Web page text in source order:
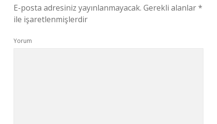
E-posta adresiniz yayınlanmayacak. Gerekli alanlar*
ile işaretlenmişlerdir
Yorum